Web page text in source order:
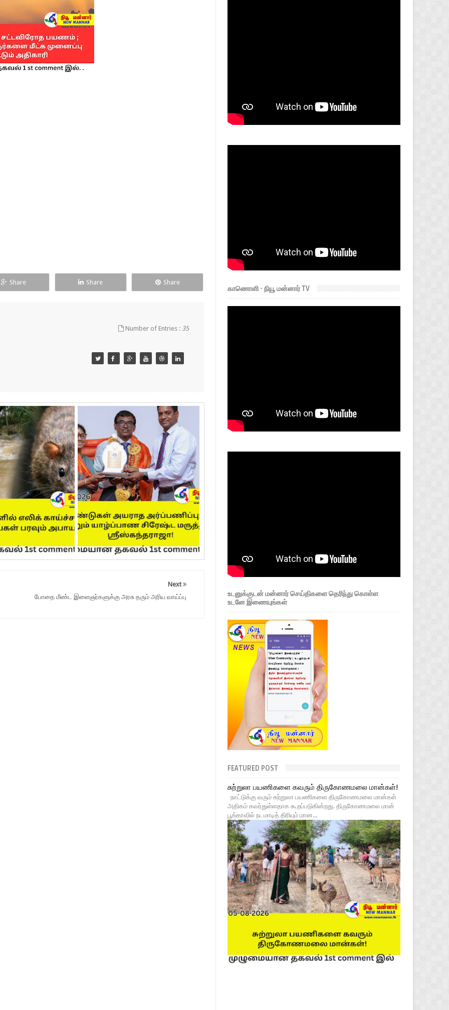
Share Share Share
Number of Entries :35
Next
போதை மீண்ட இளைஞர்களுக்கு அரசு தரும் அரிய வாய்ப்பு
காணொளி - நியூ மன்னார் TV
உடனுக்குடன் மன்னார் செய்திகளை தெரிந்து கொள்ள
உடனே இணையுங்கள்
FEATURED POST
சுற்றுலா பயணிகளை கவரும் திருகோணமலை மான்கள்!
நாட்டுக்கு வரும் சுற்றுலா பயணிகளை திருகோணமலை மான்கள்
அதிகம் கவர்துள்ளதாக கூறப்படுகின்றது. திருகோணமலை மான்
பூங்காவில் நடமாடித் திரியும் மான...